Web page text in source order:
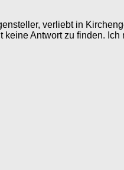
verliebt in
keine Antwort zu finden.